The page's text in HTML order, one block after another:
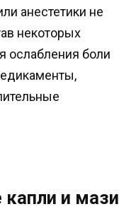
анестетики не
некоторых
ослабления боли
и мази